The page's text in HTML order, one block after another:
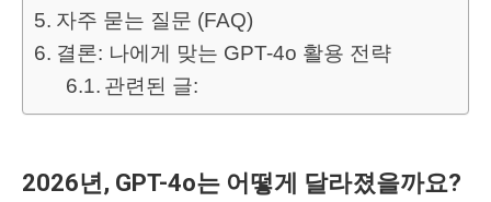
자주 묻는 질문 (FAQ)
결론: 나에게 맞는 GPT-4o 활용 전략
관련된 글:
2026년, GPT-4o는 어떻게 달라졌을까요?